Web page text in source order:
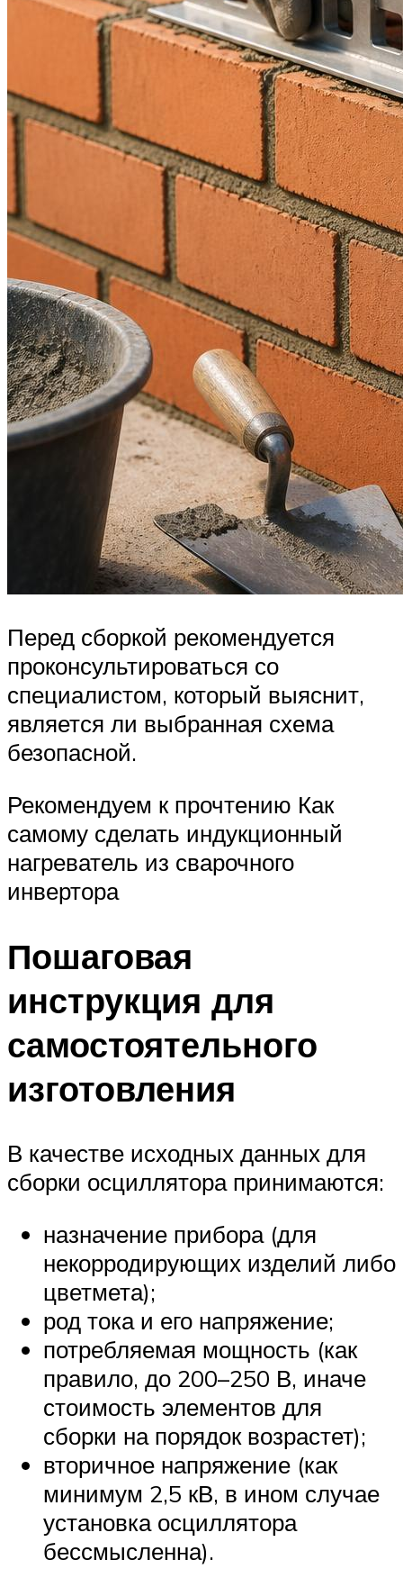
Перед сборкой рекомендуется
проконсультироваться со
специалистом, который выяснит,
является ли выбранная схема
безопасной.
Рекомендуем к прочтению Как
самому сделать индукционный
нагреватель из сварочного
инвертора
Пошаговая
инструкция для
самостоятельного
изготовления
В качестве исходных данных для
сборки осциллятора принимаются:
назначение прибора (для
некорродирующих изделий либо
цветмета);
род тока и его напряжение;
потребляемая мощность (как
правило, до 200–250 В, иначе
стоимость элементов для
сборки на порядок возрастет);
вторичное напряжение (как
минимум 2,5 кВ, в ином случае
установка осциллятора
бессмысленна).